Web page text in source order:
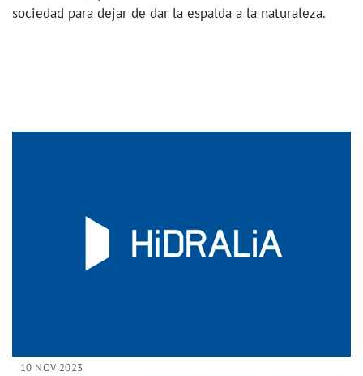
sociedad para dejar de dar la espalda a la naturaleza.
10 NOV 2023